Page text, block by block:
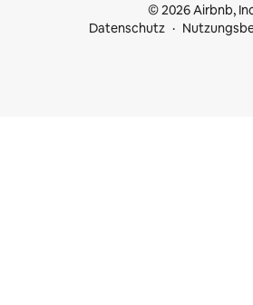
© 2026 Airbnb,
Datenschutz